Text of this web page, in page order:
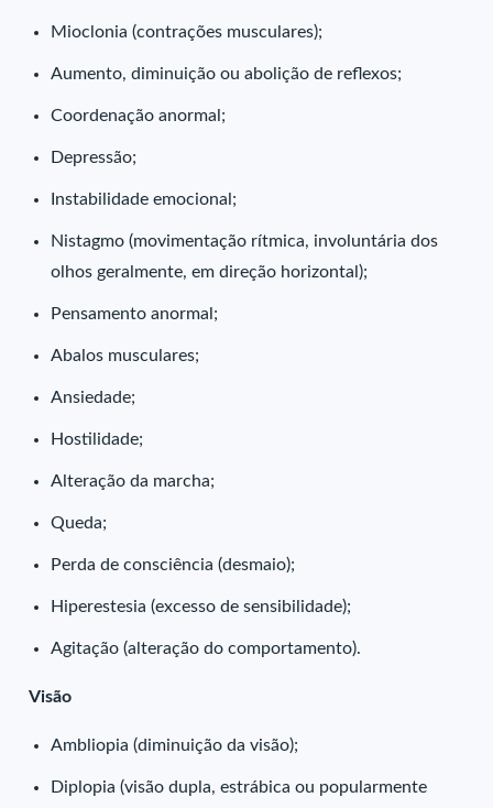
Mioclonia (contrações musculares);
Aumento, diminuição ou abolição de reflexos;
Coordenação anormal;
Depressão;
Instabilidade emocional;
Nistagmo (movimentação rítmica, involuntária dos
olhos geralmente, em direção horizontal);
Pensamento anormal;
Abalos musculares;
Ansiedade;
Hostilidade;
Alteração da marcha;
Queda;
Perda de consciência (desmaio);
Hiperestesia (excesso de sensibilidade);
Agitação (alteração do comportamento).
Visão
Ambliopia (diminuição da visão);
Diplopia (visão dupla, estrábica ou popularmente